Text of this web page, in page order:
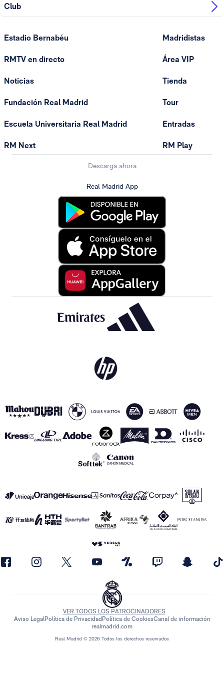
Club
Estadio Bernabéu
RMTV en directo
Noticias
Fundación Real Madrid
Escuela Universitaria Real Madrid
RM Next
Madridistas
Área VIP
Tienda
Tour
Entradas
RM Play
Descarga ahora
Real Madrid App
Real Madrid © 2026 Todos los derechos reservados
VER TODOS LOS PATROCINADORES
Aviso LegalPolítica de Privacidad Política de CookiesCanal de información
realmadrid.com